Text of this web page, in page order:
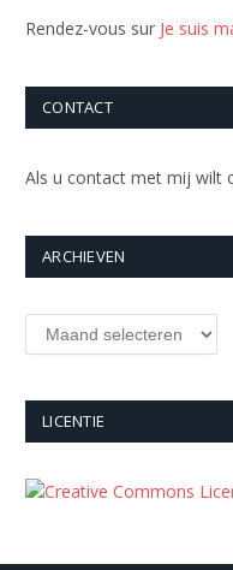
Rendez-vous sur Je suis
CONTACT
Als u contact met mij wilt
ARCHIEVEN
Archieven
LICENTIE